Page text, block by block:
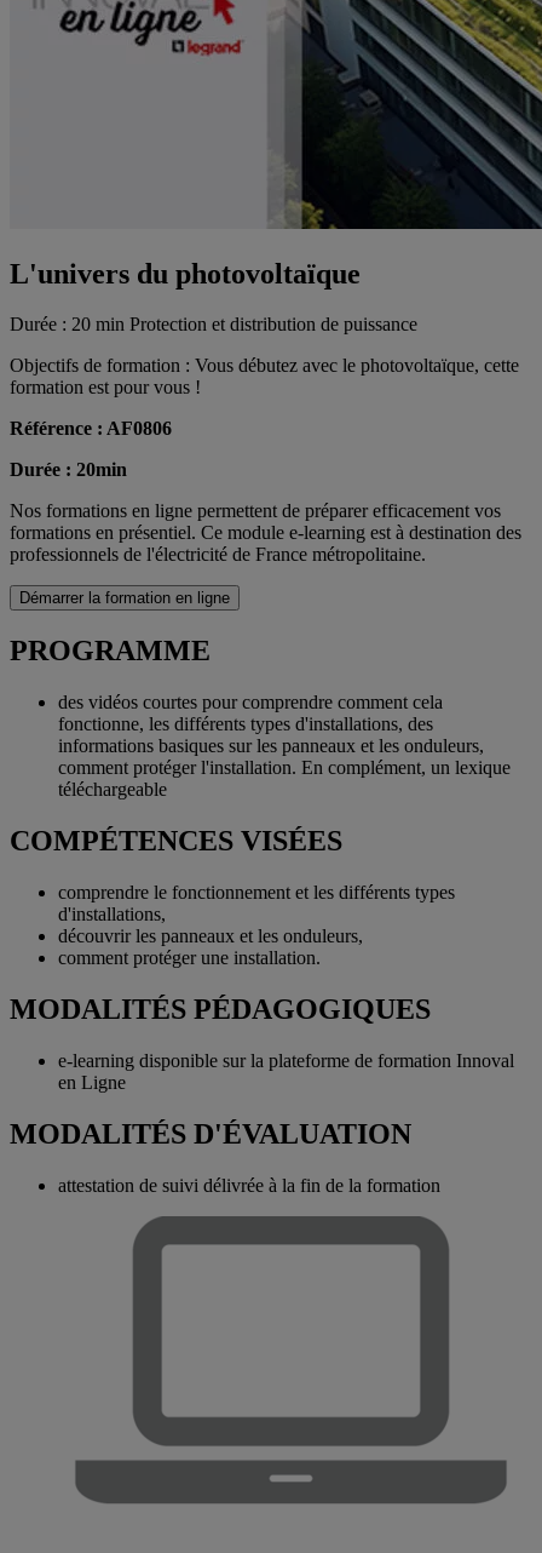
L'univers du photovoltaïque
Durée : 20 min Protection et distribution de puissance
Objectifs de formation : Vous débutez avec le photovoltaïque, cette
formation est pour vous !
Référence : AF0806
Durée : 20min
Nos formations en ligne permettent de préparer efficacement vos
formations en présentiel. Ce module e-learning est à destination des
professionnels de l'électricité de France métropolitaine.
Démarrer la formation en ligne
PROGRAMME
des vidéos courtes pour comprendre comment cela
fonctionne, les différents types d'installations, des
informations basiques sur les panneaux et les onduleurs,
comment protéger l'installation. En complément, un lexique
téléchargeable
COMPÉTENCES VISÉES
comprendre le fonctionnement et les différents types
d'installations,
découvrir les panneaux et les onduleurs,
comment protéger une installation.
MODALITÉS PÉDAGOGIQUES
e-learning disponible sur la plateforme de formation Innoval
en Ligne
MODALITÉS D'ÉVALUATION
attestation de suivi délivrée à la fin de la formation